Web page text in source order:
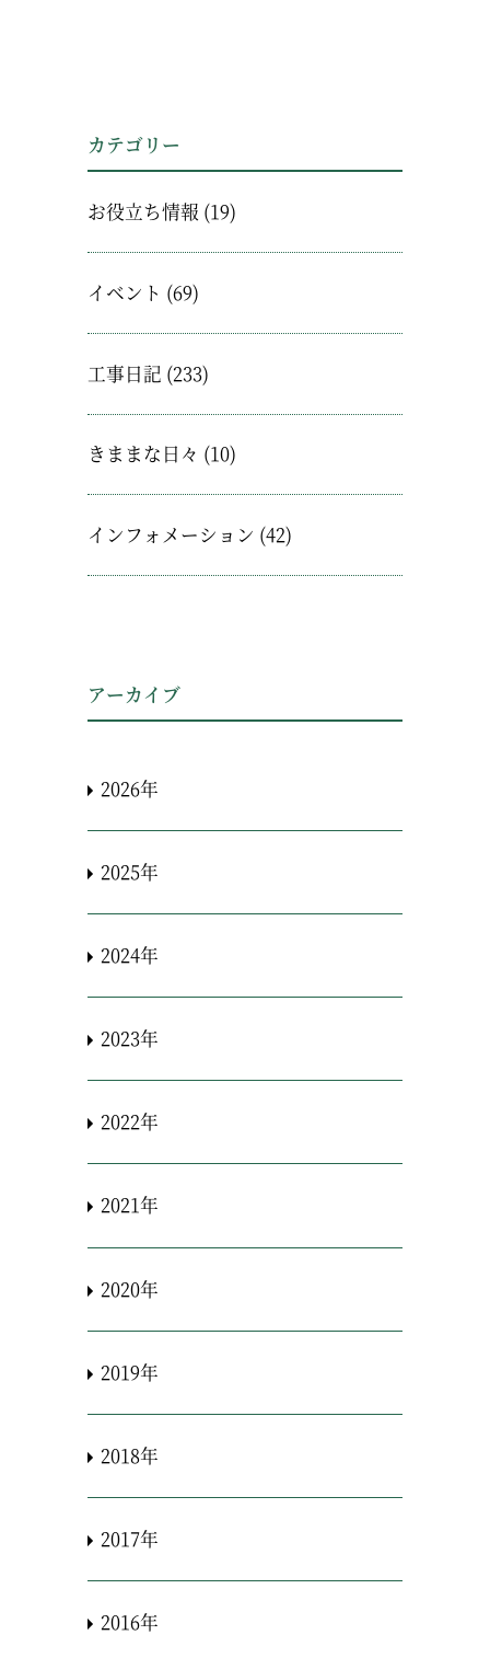
カテゴリー
お役立ち情報 (19)
イベント (69)
工事日記 (233)
きままな日々 (10)
インフォメーション (42)
アーカイブ
2026年
2025年
2024年
2023年
2022年
2021年
2020年
2019年
2018年
2017年
2016年